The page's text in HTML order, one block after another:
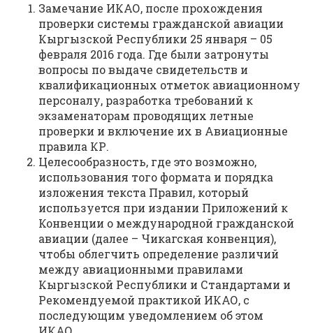
Замечание ИКАО, после прохождения
проверки системы гражданской авиации
Кыргызской Республики 25 января – 05
февраля 2016 года. Где были затронуты
вопросы по выдаче свидетельств и
квалификационных отметок авиационному
персоналу, разработка требований к
экзаменаторам проводящих летные
проверки и включение их в Авиационные
правила КР.
Целесообразность, где это возможно,
использования того формата и порядка
изложения текста Правил, который
используется при издании Приложений к
Конвенции о международной гражданской
авиации (далее – Чикагская конвенция),
чтобы облегчить определение различий
между авиационными правилами
Кыргызской Республики и Стандартами и
Рекомендуемой практикой ИКАО, с
последующим уведомлением об этом